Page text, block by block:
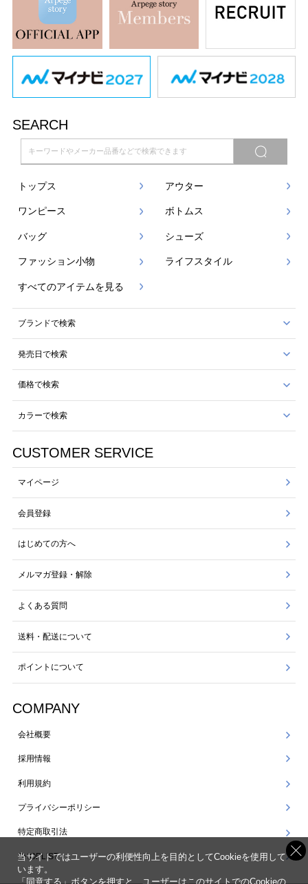
SEARCH
トップス アウター
ワンピース ボトムス
バッグ シューズ
ファッション小物 ライフスタイル
すべてのアイテムを見る
ブランドで検索
発売日で検索
価格で検索
カラーで検索
CUSTOMER SERVICE
マイページ
会員登録
はじめての方へ
メルマガ登録・解除
よくある質問
送料・配送について
ポイントについて
COMPANY
会社概要
採用情報
利用規約
プライバシーポリシー
特定商取引法
SHOPLIST
当サイトではユーザーの利便性向上を目的としてCookieを使用して
います。
「同意する」ボタンを押すと、ユーザーはこのサイトでのCookieの